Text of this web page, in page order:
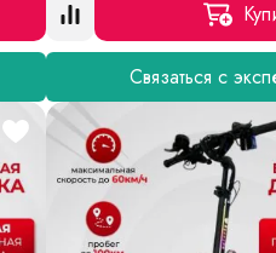
Связаться с